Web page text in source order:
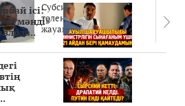
Субсидиялар заңды
төленген бе? Соттағы
жауаптар айыптау..
ісі: